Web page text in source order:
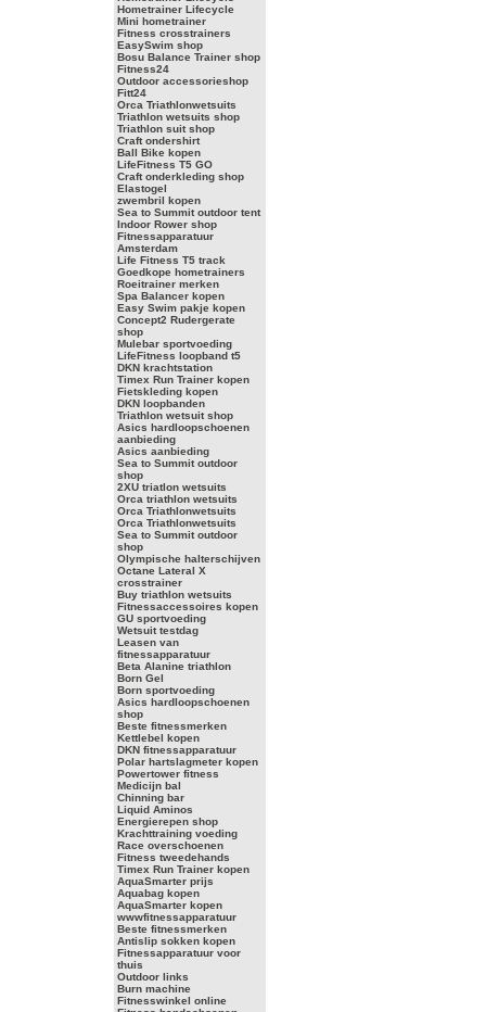
Hometrainer Lifecycle
Mini hometrainer
Fitness crosstrainers
EasySwim shop
Bosu Balance Trainer shop
Fitness24
Outdoor accessorieshop
Fitt24
Orca Triathlonwetsuits
Triathlon wetsuits shop
Triathlon suit shop
Craft ondershirt
Ball Bike kopen
LifeFitness T5 GO
Craft onderkleding shop
Elastogel
zwembril kopen
Sea to Summit outdoor tent
Indoor Rower shop
Fitnessapparatuur
Amsterdam
Life Fitness T5 track
Goedkope hometrainers
Roeitrainer merken
Spa Balancer kopen
Easy Swim pakje kopen
Concept2 Rudergerate
shop
Mulebar sportvoeding
LifeFitness loopband t5
DKN krachtstation
Timex Run Trainer kopen
Fietskleding kopen
DKN loopbanden
Triathlon wetsuit shop
Asics hardloopschoenen
aanbieding
Asics aanbieding
Sea to Summit outdoor
shop
2XU triatlon wetsuits
Orca triathlon wetsuits
Orca Triathlonwetsuits
Orca Triathlonwetsuits
Sea to Summit outdoor
shop
Olympische halterschijven
Octane Lateral X
crosstrainer
Buy triathlon wetsuits
Fitnessaccessoires kopen
GU sportvoeding
Wetsuit testdag
Leasen van
fitnessapparatuur
Beta Alanine triathlon
Born Gel
Born sportvoeding
Asics hardloopschoenen
shop
Beste fitnessmerken
Kettlebel kopen
DKN fitnessapparatuur
Polar hartslagmeter kopen
Powertower fitness
Medicijn bal
Chinning bar
Liquid Aminos
Energierepen shop
Krachttraining voeding
Race overschoenen
Fitness tweedehands
Timex Run Trainer kopen
AquaSmarter prijs
Aquabag kopen
AquaSmarter kopen
wwwfitnessapparatuur
Beste fitnessmerken
Antislip sokken kopen
Fitnessapparatuur voor
thuis
Outdoor links
Burn machine
Fitnesswinkel online